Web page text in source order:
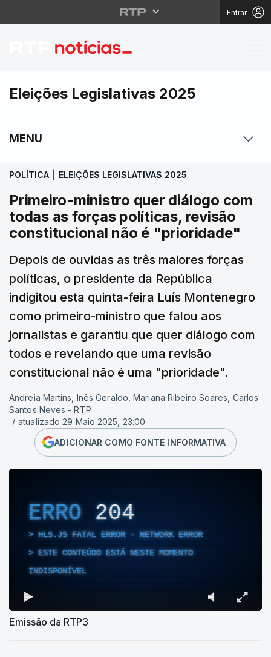
Entrar
Primeiro-ministro
Eleições Legislativas 2025
MENU
POLÍTICA ELEIÇÕES LEGISLATIVAS 2025
Primeiro-ministro quer diálogo com
todas as forças políticas, revisão
constitucional não é "prioridade"
Depois de ouvidas as três maiores forças
políticas, o presidente da República
indigitou esta quinta-feira Luís Montenegro
como primeiro-ministro que falou aos
jornalistas e garantiu que quer diálogo com
todos e revelando que uma revisão
constitucional não é uma "prioridade".
Andreia Martins, Inês Geraldo, Mariana Ribeiro Soares, Carlos
Santos Neves - RTP
/ atualizado 29 Maio 2025, 23:00
ADICIONAR COMO FONTE INFORMATIVA
ERRO204
HLS.JS FATAL ERROR - NETWORK ERROR
ESTE CONTEÚDO ESTÁ NESTE MOMENTO
INDISPONÍVEL
Emissão da RTP3